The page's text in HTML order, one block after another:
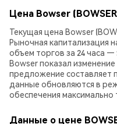
Цена Bowser
Текущая цена Bowser
Рыночная капитализация
объем торгов за 24 часа —
Bowser показал изменение
предложение составляет
данные обновляются в
обеспечения
Данные о цене